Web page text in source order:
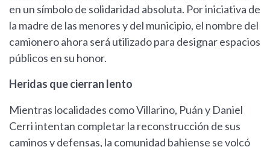
en un símbolo de solidaridad absoluta. Por iniciativa de
la madre de las menores y del municipio, el nombre del
camionero ahora será utilizado para designar espacios
públicos en su honor.
Heridas que cierran lento
Mientras localidades como Villarino, Puán y Daniel
Cerri intentan completar la reconstrucción de sus
caminos y defensas, la comunidad bahiense se volcó